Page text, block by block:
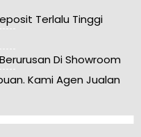
Terlalu Tinggi
Di Showroom
Kami Agen Jualan